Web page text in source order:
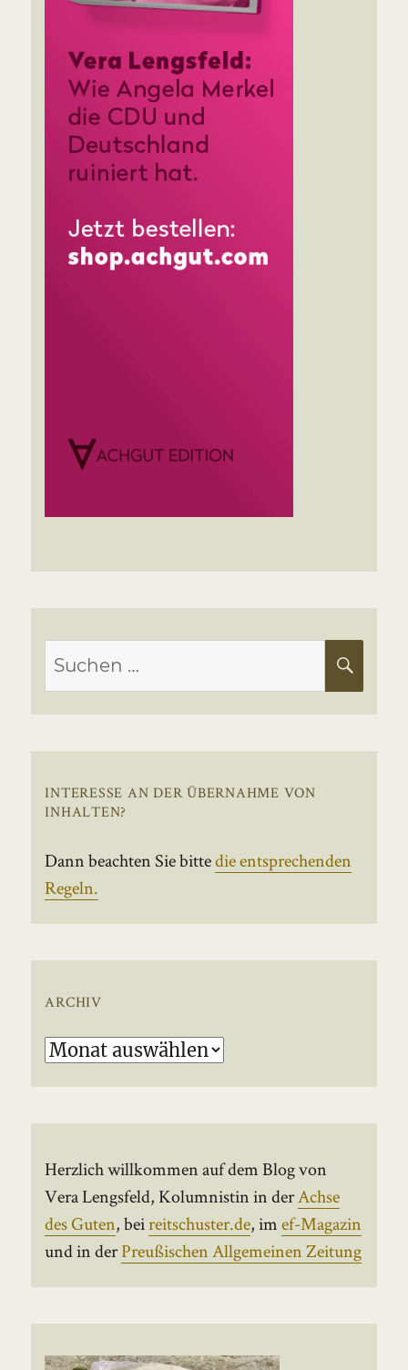
Suchen
nach:
INTERESSE AN DER ÜBERNAHME VON
INHALTEN?
Dann beachten Sie bittedie entsprechenden
Regeln.
ARCHIV
Archiv
Herzlich willkommen auf dem Blog von
Vera Lengsfeld, Kolumnistin in derAchse
des Guten, beireitschuster.de, imef-Magazin
und in derPreußischen Allgemeinen Zeitung